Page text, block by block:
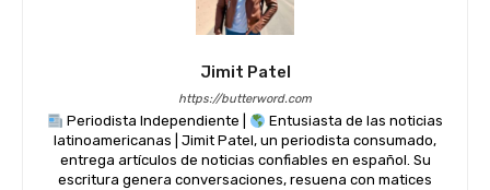
Jimit Patel
https://butterword.com
Periodista Independiente |
Entusiasta de las noticias
latinoamericanas | Jimit Patel, un periodista consumado,
entrega artículos de noticias confiables en español. Su
escritura genera conversaciones, resuena con matices